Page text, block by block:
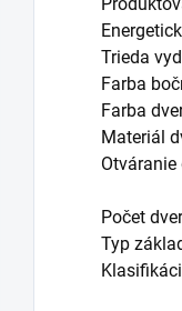
Trieda
Farba
Farba
Materiál
Otváranie
Počet
Typ